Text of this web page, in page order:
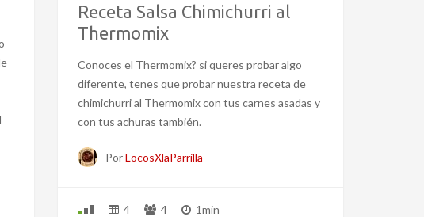
Receta Salsa Chimichurri al
Thermomix
Conoces el Thermomix? si queres probar algo
diferente, tenes que probar nuestra receta de
chimichurri al Thermomix con tus carnes asadas y
con tus achuras también.
PorLocosXlaParrilla
4 4 1min